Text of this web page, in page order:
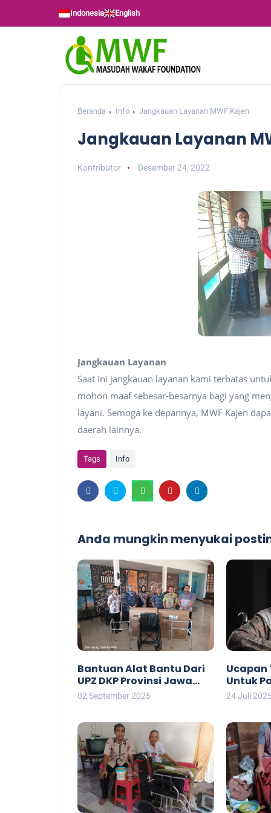
Indonesia English
Beranda Info Jangkauan Layanan MWF Kajen
Jangkauan Layanan
Kontributor Desember 24, 2022
Jangkauan Layanan
Saat ini jangkauan layanan kami terbatas
mohon maaf sebesar-besarnya bagi yang
layani. Semoga ke depannya, MWF Kajen
daerah lainnya.
Tags Info
Anda mungkin menyukai
Bantuan Alat Bantu Dari
UPZ DKP Provinsi Jawa
Tengah
02 September 2025
Ucapan
Untuk
24 Juli